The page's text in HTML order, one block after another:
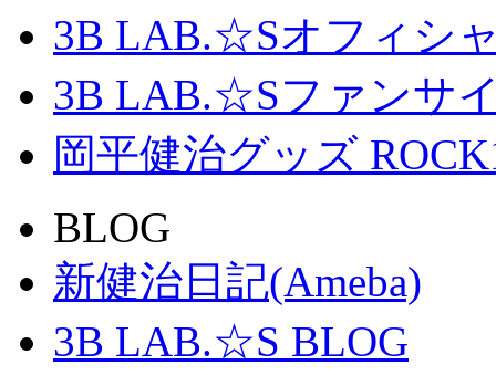
3B LAB.☆Sオフィシ
3B LAB.☆Sファンサイ
岡平健治グッズ
BLOG
新健治日記(Ameba)
3B LAB.☆S BLOG